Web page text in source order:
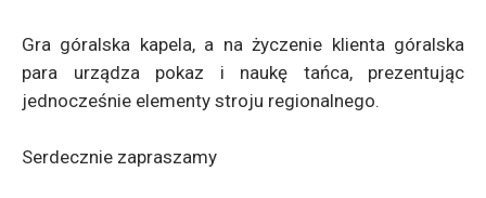
Gra góralska kapela, a na życzenie klienta góralska
para urządza pokaz i naukę tańca, prezentując
jednocześnie elementy stroju regionalnego.
Serdecznie zapraszamy